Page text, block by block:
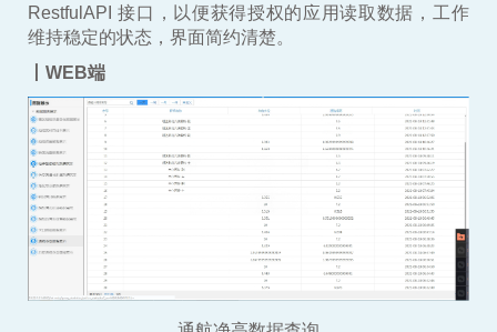
RestfulAPI 接口，以便获得授权的应用读取数据，工作
维持稳定的状态，界面简约清楚。
丨WEB端